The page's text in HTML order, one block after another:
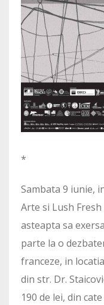
*
Sambata 9 iunie,
Arte si Lush
asteapta sa
parte la o
franceze, in
din str. Dr.
190 de lei, din